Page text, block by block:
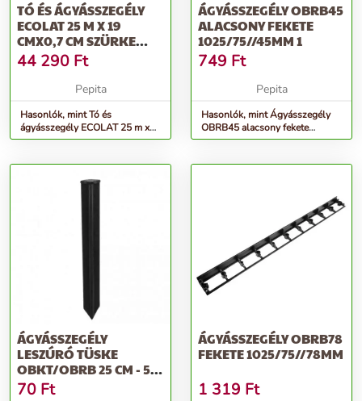
TÓ ÉS ÁGYÁSSZEGÉLY
ECOLAT 25 M X 19
CMX0,7 CM SZÜRKE
/TÓPEREM
44 290 Ft
Pepita
Hasonlók, mint Tó és
ágyásszegély ECOLAT 25 m x
19 cmx0,7 cm Szürke /tóperem
ÁGYÁSSZEGÉLY OBRB45
ALACSONY FEKETE
1025/75//45MM 1
749 Ft
Pepita
Hasonlók, mint Ágyásszegély
OBRB45 alacsony fekete
1025/75//45mm 1
ÁGYÁSSZEGÉLY
LESZÚRÓ TÜSKE
OBKT/OBRB 25 CM - 50
DB-OS CSOMAG
70 Ft
ÁGYÁSSZEGÉLY OBRB78
FEKETE 1025/75//78MM
1 319 Ft